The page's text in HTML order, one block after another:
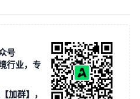
号
行业，专
加群】，